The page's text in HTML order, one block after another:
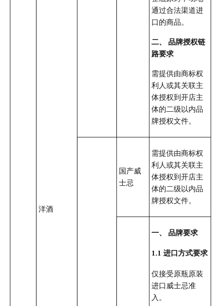
洋酒
通过合法渠道进
口的商品。
二、 品牌授权链
路要求
需提供由商标权
利人或其关联主
体授权到开店主
体的二级以内品
牌授权文件。
国产威
士忌
需提供由商标权
利人或其关联主
体授权到开店主
体的二级以内品
牌授权文件。
一、 品牌要求
1.1 进口方式要求
仅接受原瓶原装
进口威士忌准
入。